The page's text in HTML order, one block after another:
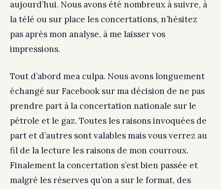
aujourd’hui. Nous avons été nombreux à suivre, à
la télé ou sur place les concertations, n’hésitez
pas après mon analyse, à me laisser vos
impressions.
Tout d’abord mea culpa. Nous avons longuement
échangé sur Facebook sur ma décision de ne pas
prendre part à la concertation nationale sur le
pétrole et le gaz. Toutes les raisons invoquées de
part et d’autres sont valables mais vous verrez au
fil de la lecture les raisons de mon courroux.
Finalement la concertation s’est bien passée et
malgré les réserves qu’on a sur le format, des